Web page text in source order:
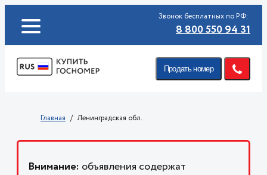
Звонок бесплатных по РФ:
8 800 550 94 31
Продать номер
Главная Ленинградская обл.
Внимание: объявления содержат